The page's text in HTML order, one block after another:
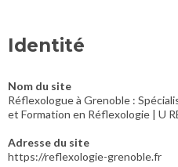
Identité
Nom du site
Réflexologue à Grenoble :
et Formation en Réflexologie | U
Adresse du site
https://reflexologie-grenoble.fr